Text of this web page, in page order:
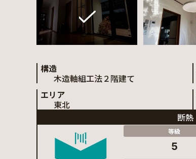
構造
木造軸組工法２階建て
エリア
東北
断熱
等級
5